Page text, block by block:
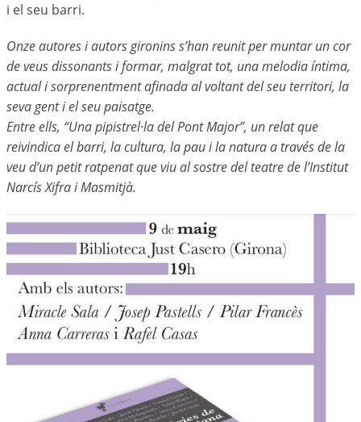
i el seu barri.
Onze autores i autors gironins s’han reunit per muntar un cor
de veus dissonants i formar, malgrat tot, una melodia íntima,
actual i sorprenentment afinada al voltant del seu territori, la
seva gent i el seu paisatge.
Entre ells, “Una pipistrel·la del Pont Major”, un relat que
reivindica el barri, la cultura, la pau i la natura a través de la
veu d’un petit ratpenat que viu al sostre del teatre de l’Institut
Narcís Xifra i Masmitjà.